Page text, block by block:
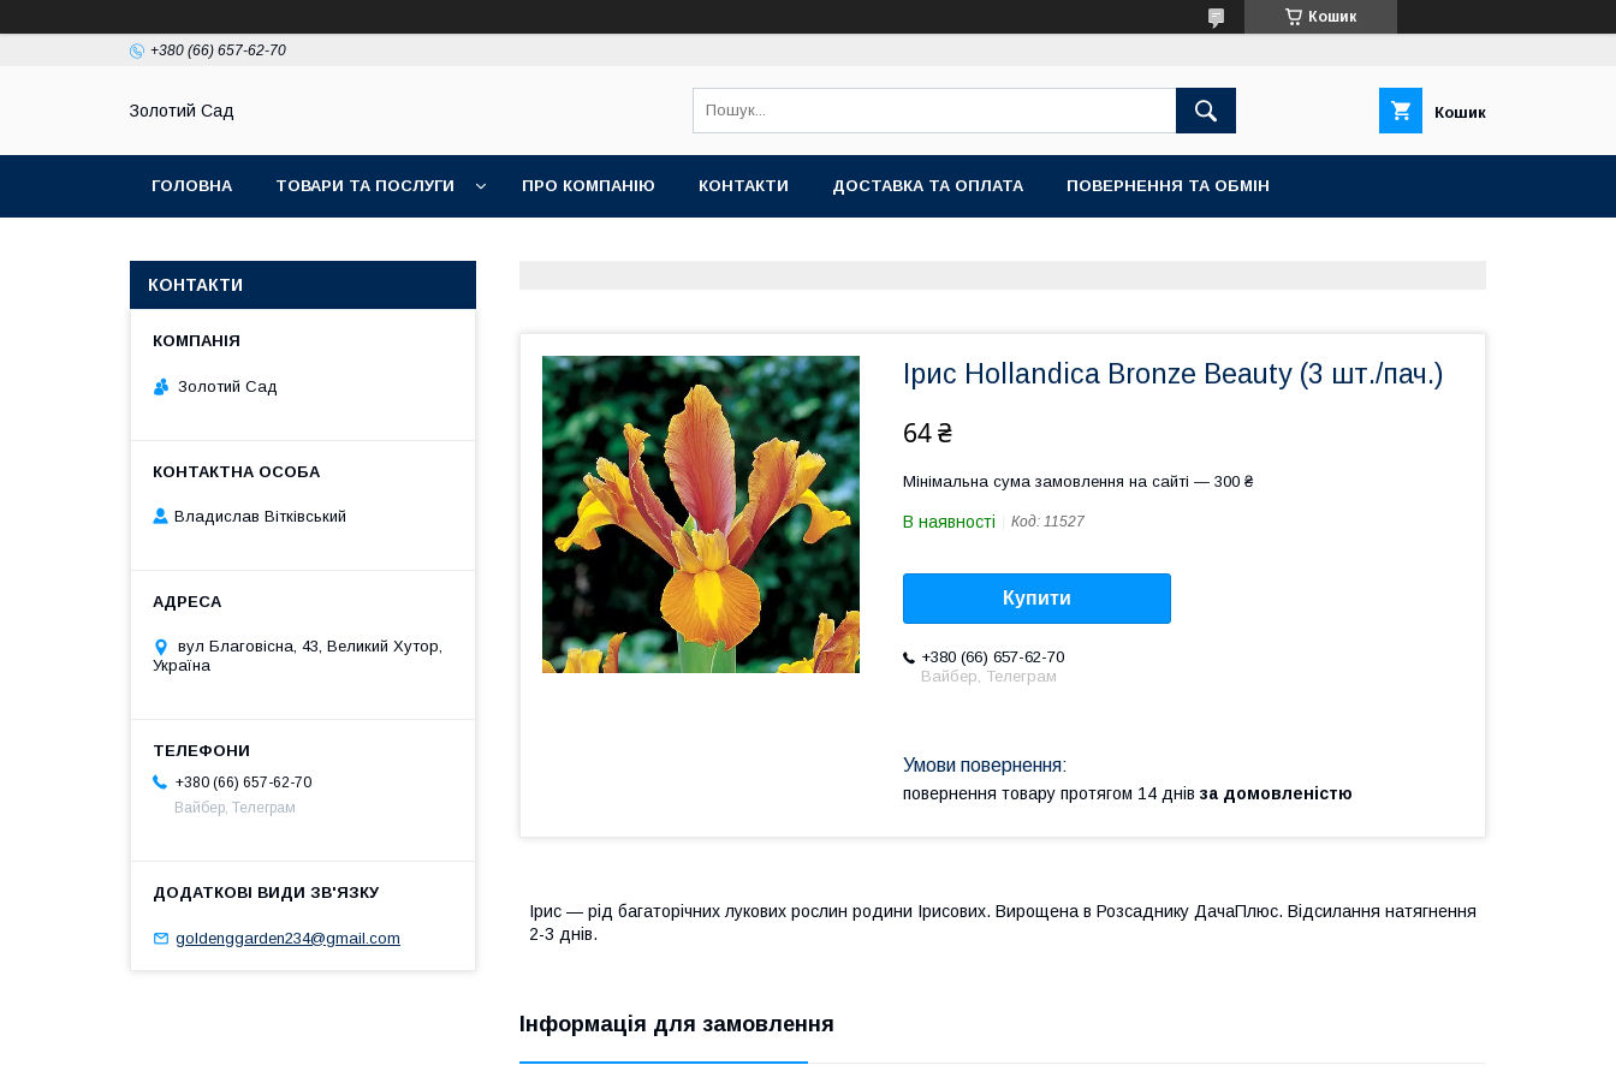
Кошик
+380 (66) 657-62-70
Золотий Сад Кошик
ГОЛОВНА ТОВАРИ ТА ПОСЛУГИ ПРО КОМПАНІЮ КОНТАКТИ ДОСТАВКА ТА ОПЛАТА ПОВЕРНЕННЯ ТА ОБМІН
Ірис Hollandica Bronze Beauty (3 шт./пач.)
64 ₴
Мінімальна сума замовлення на сайті — 300 ₴
В наявності Код: 11527
Купити
+380 (66) 657-62-70
Вайбер, Телеграм
повернення товару протягом 14 днів за домовленістю
Ірис — рід багаторічних лукових рослин родини Ірисових. Вирощена в Розсаднику ДачаПлюс. Відсилання натягнення
2-3 днів.
Інформація для замовлення
КОНТАКТИ
Золотий Сад
Владислав Вітківський
вул Благовісна, 43, Великий Хутор,
Україна
+380 (66) 657-62-70
Вайбер, Телеграм
goldenggarden234@gmail.com